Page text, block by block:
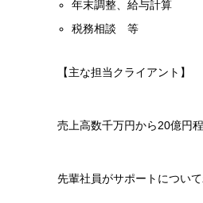
年末調整、給与計算
税務相談 等
【主な担当クライアント】
売上高数千万円から20億円
先輩社員がサポートについ